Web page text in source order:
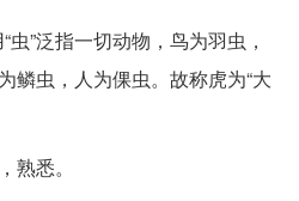
”泛指一切动物，鸟为羽虫，
鳞虫，人为倮虫。故称虎为“大
熟悉。